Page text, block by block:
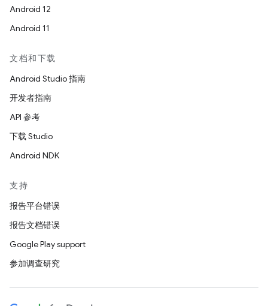
Android 12
Android 11
文档和下载
Android Studio 指南
开发者指南
API 参考
下载 Studio
Android NDK
支持
报告平台错误
报告文档错误
Google Play support
参加调查研究